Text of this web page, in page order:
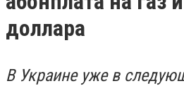
доллара
В Украине уже в